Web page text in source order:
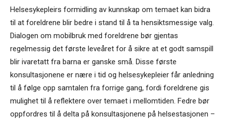
Helsesykepleirs formidling av kunnskap om temaet kan bidra
til at foreldrene blir bedre i stand til å ta hensiktsmessige valg.
Dialogen om mobilbruk med foreldrene bør gjentas
regelmessig det første leveåret for å sikre at et godt samspill
blir ivaretatt fra barna er ganske små. Disse første
konsultasjonene er nære i tid og helsesykepleier får anledning
til å følge opp samtalen fra forrige gang, fordi foreldrene gis
mulighet til å reflektere over temaet i mellomtiden. Fedre bør
oppfordres til å delta på konsultasjonene på helsestasjonen –